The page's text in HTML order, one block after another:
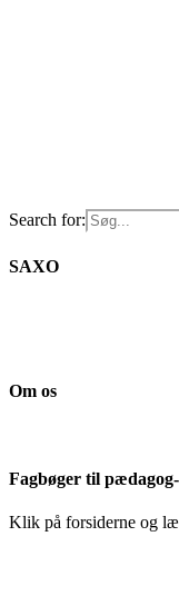
Search for:
SAXO
Om os
Fagbøger til
Klik på forsiderne og